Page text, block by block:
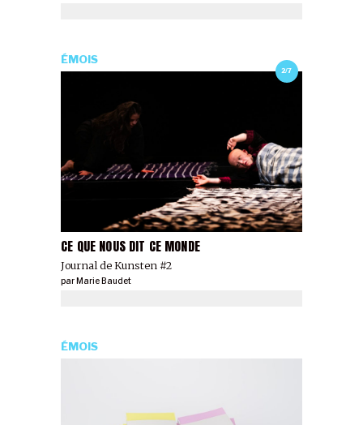
2/7
CE QUE NOUS DIT CE MONDE
Journal de Kunsten #2
ÉMOIS
parMarie Baudet
ÉMOIS